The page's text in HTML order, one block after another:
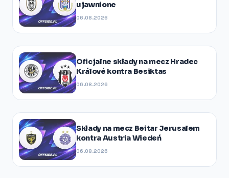
ujawnione
06.08.2026
Oficjalne składy na mecz Hradec
Králové kontra Besiktas
06.08.2026
Składy na mecz Beitar Jerusalem
kontra Austria Wiedeń
06.08.2026